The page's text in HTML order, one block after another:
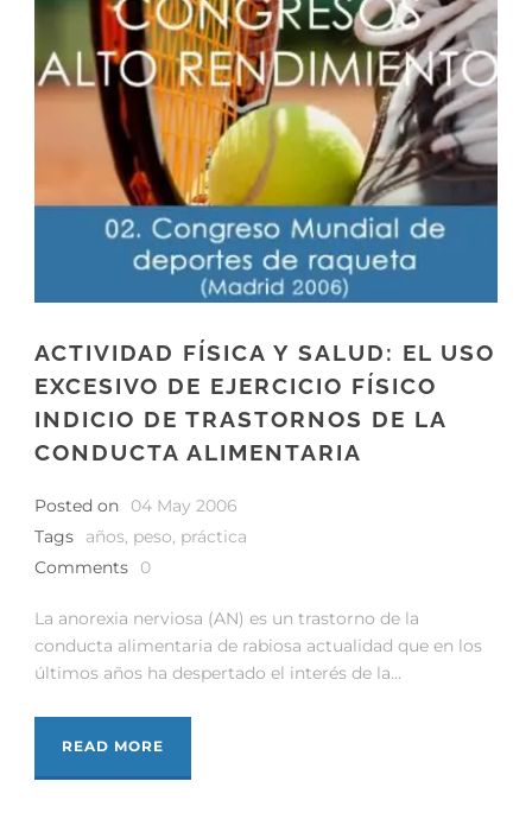
ACTIVIDAD FÍSICA Y SALUD: EL USO
EXCESIVO DE EJERCICIO FÍSICO
INDICIO DE TRASTORNOS DE LA
CONDUCTA ALIMENTARIA
Posted on
04 May 2006
Tags
años, peso, práctica
Comments
0
La anorexia nerviosa (AN) es un trastorno de la
conducta alimentaria de rabiosa actualidad que en los
últimos años ha despertado el interés de la...
READ MORE